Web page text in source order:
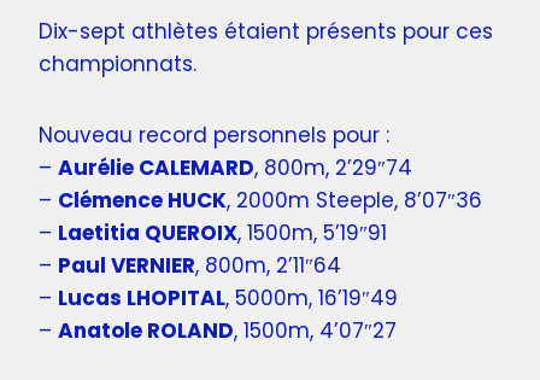
Dix-sept athlètes étaient présents pour ces
championnats.
Nouveau record personnels pour :
– Aurélie CALEMARD, 800m, 2’29″74
– Clémence HUCK, 2000m Steeple, 8’07″36
– Laetitia QUEROIX, 1500m, 5’19″91
– Paul VERNIER, 800m, 2’11″64
– Lucas LHOPITAL, 5000m, 16’19″49
– Anatole ROLAND, 1500m, 4’07″27